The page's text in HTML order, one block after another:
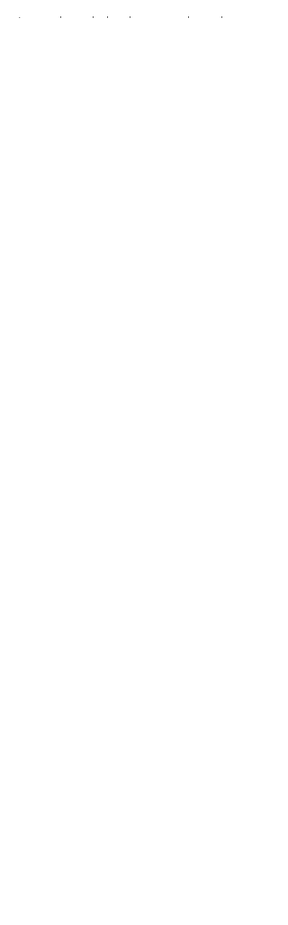
Jeg ved, at de her børn nu i langt højere